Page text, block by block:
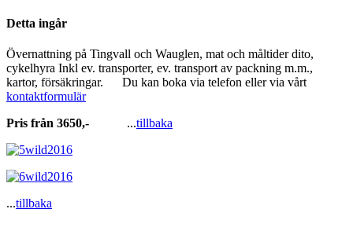
Detta ingår
Övernattning på Tingvall och Wauglen, mat och måltider dito,
cykelhyra Inkl ev. transporter, ev. transport av packning m.m.,
kartor, försäkringar. Du kan boka via telefon eller via vårt
kontaktformulär
Pris från 3650,- ...tillbaka
...tillbaka